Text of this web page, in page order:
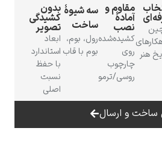
و
چارچوب
روسی/ترمو
سه شیوهٔ
ساخت
رول، بوم،
بوم با قاب
بدون
کشیدگی
تصویر
ابعاد
استاندارد
ارسال